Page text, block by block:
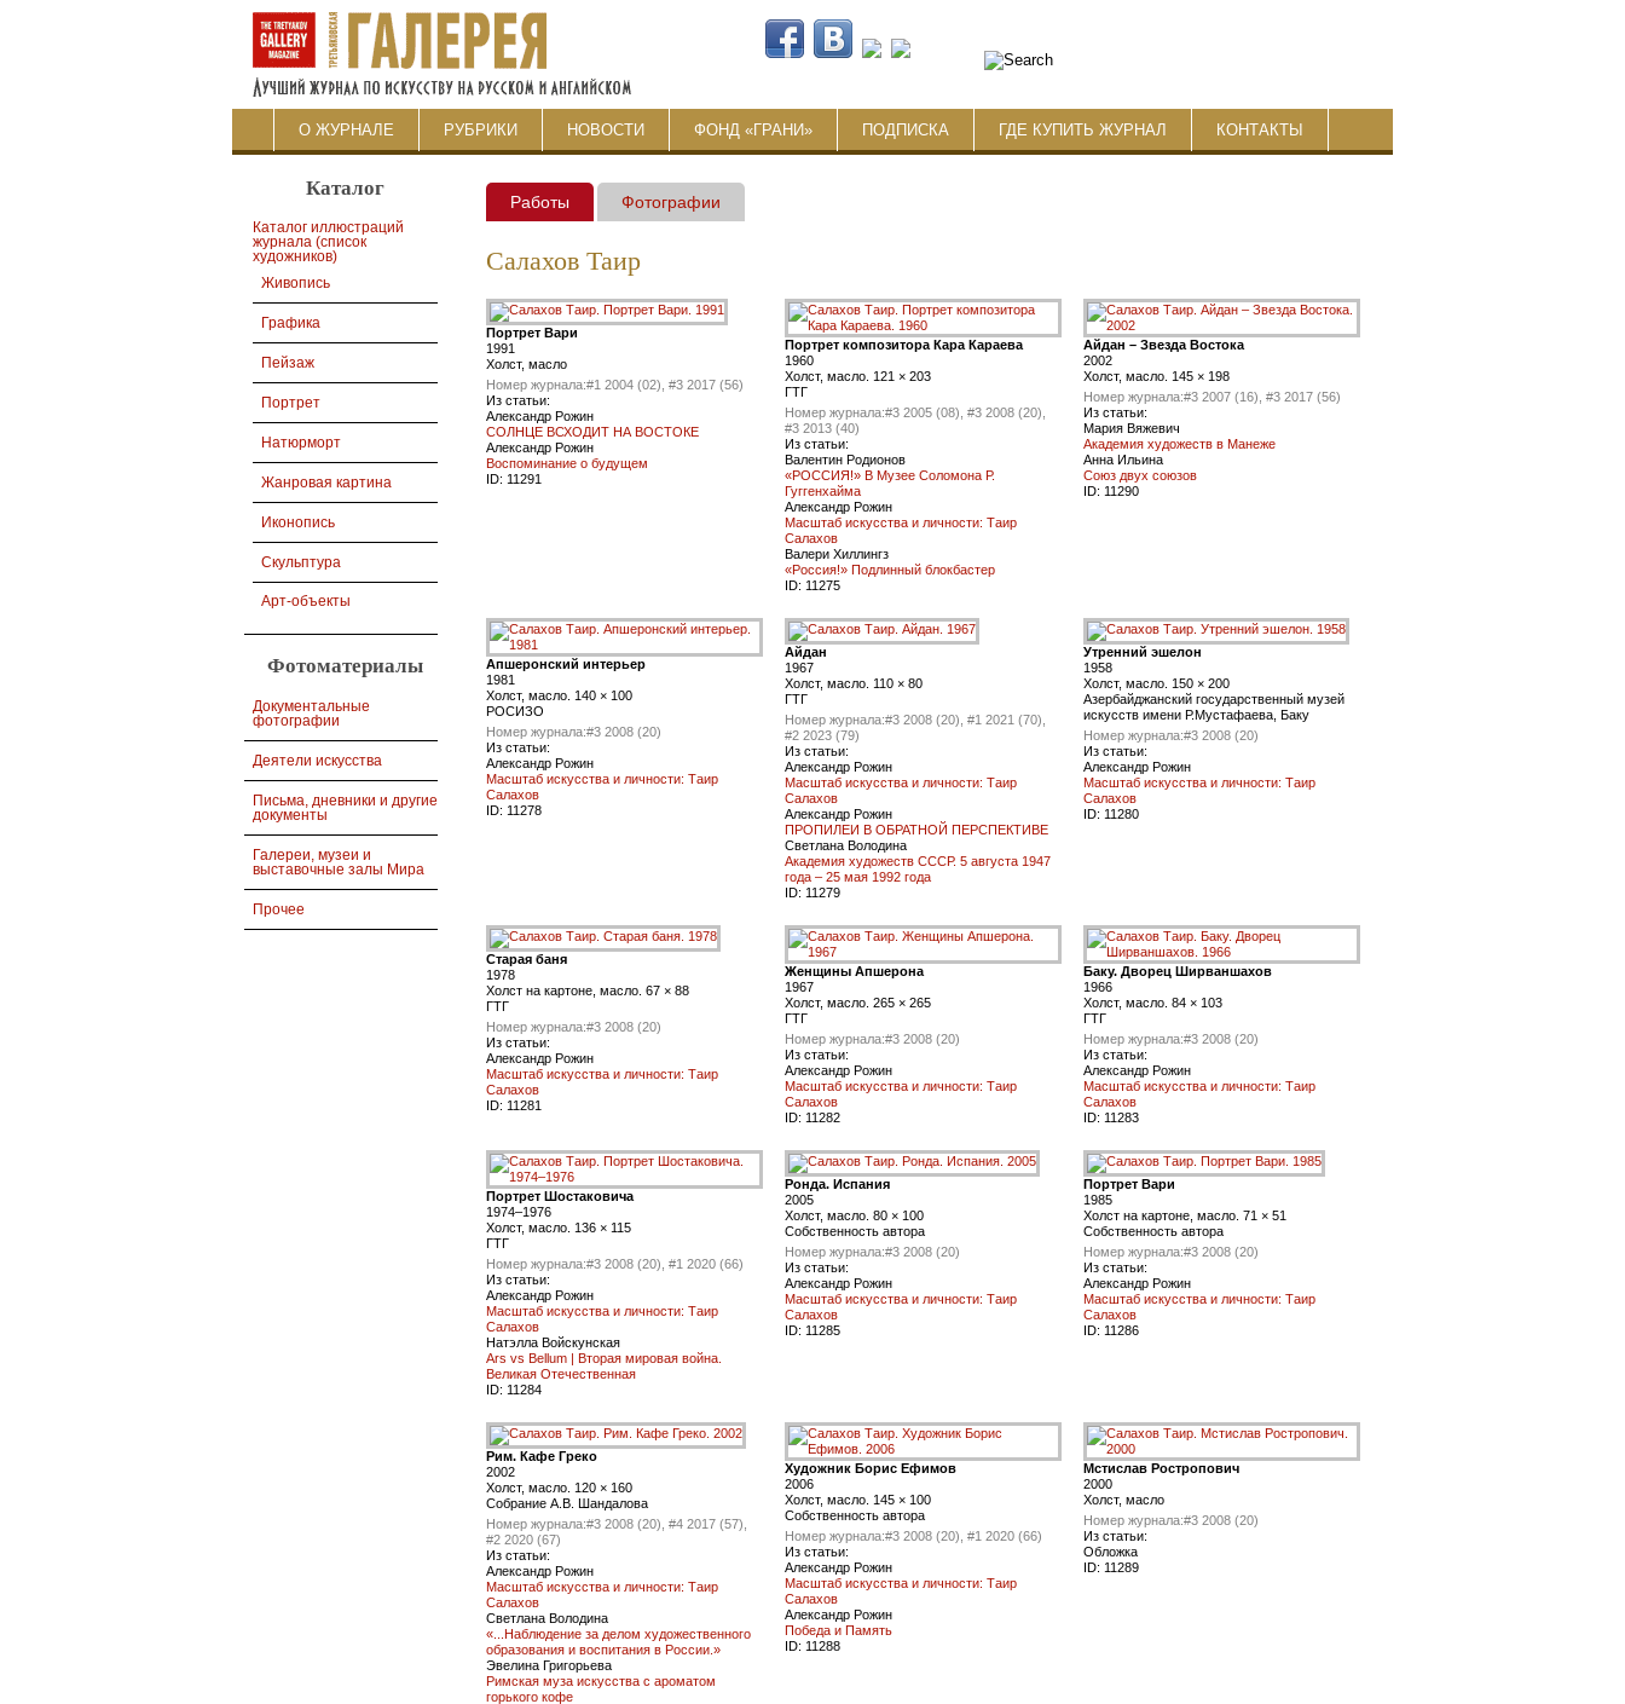
О ЖУРНАЛЕ РУБРИКИ НОВОСТИ ФОНД «ГРАНИ» ПОДПИСКА ГДЕ КУПИТЬ ЖУРНАЛ КОНТАКТЫ
Каталог
Каталог иллюстраций
журнала (список
художников)
Живопись
Графика
Пейзаж
Портрет
Натюрморт
Жанровая картина
Иконопись
Скульптура
Арт-объекты
Фотоматериалы
Документальные
фотографии
Деятели искусства
Письма, дневники и другие
документы
Галереи, музеи и
выставочные залы Мира
Прочее
Работы Фотографии
Салахов Таир
Портрет Вари
1991
Холст, масло
Номер журнала:#1 2004 (02), #3 2017 (56)
Из статьи:
Александр Рожин
СОЛНЦЕ ВСХОДИТ НА ВОСТОКЕ
Александр Рожин
Воспоминание о будущем
ID: 11291
Портрет композитора Кара Караева
1960
Холст, масло. 121 × 203
ГТГ
Номер журнала:#3 2005 (08), #3 2008 (20),
#3 2013 (40)
Из статьи:
Валентин Родионов
«РОССИЯ!» В Музее Соломона Р.
Гуггенхайма
Александр Рожин
Масштаб искусства и личности: Таир
Салахов
Валери Хиллингз
«Россия!» Подлинный блокбастер
ID: 11275
Айдан – Звезда Востока
2002
Холст, масло. 145 × 198
Номер журнала:#3 2007 (16), #3 2017 (56)
Из статьи:
Мария Вяжевич
Академия художеств в Манеже
Анна Ильина
Союз двух союзов
ID: 11290
Апшеронский интерьер
1981
Холст, масло. 140 × 100
РОСИЗО
Номер журнала:#3 2008 (20)
Из статьи:
Александр Рожин
Масштаб искусства и личности: Таир
Салахов
ID: 11278
Айдан
1967
Холст, масло. 110 × 80
ГТГ
Номер журнала:#3 2008 (20), #1 2021 (70),
#2 2023 (79)
Из статьи:
Александр Рожин
Масштаб искусства и личности: Таир
Салахов
Александр Рожин
ПРОПИЛЕИ В ОБРАТНОЙ ПЕРСПЕКТИВЕ
Светлана Володина
Академия художеств СССР. 5 августа 1947
года – 25 мая 1992 года
ID: 11279
Утренний эшелон
1958
Холст, масло. 150 × 200
Азербайджанский государственный музей
искусств имени Р.Мустафаева, Баку
Номер журнала:#3 2008 (20)
Из статьи:
Александр Рожин
Масштаб искусства и личности: Таир
Салахов
ID: 11280
Старая баня
1978
Холст на картоне, масло. 67 × 88
ГТГ
Номер журнала:#3 2008 (20)
Из статьи:
Александр Рожин
Масштаб искусства и личности: Таир
Салахов
ID: 11281
Женщины Апшерона
1967
Xолст, масло. 265 × 265
ГТГ
Номер журнала:#3 2008 (20)
Из статьи:
Александр Рожин
Масштаб искусства и личности: Таир
Салахов
ID: 11282
Баку. Дворец Ширваншахов
1966
Холст, масло. 84 × 103
ГТГ
Номер журнала:#3 2008 (20)
Из статьи:
Александр Рожин
Масштаб искусства и личности: Таир
Салахов
ID: 11283
Портрет Шостаковича
1974–1976
Холст, масло. 136 × 115
ГТГ
Номер журнала:#3 2008 (20), #1 2020 (66)
Из статьи:
Александр Рожин
Масштаб искусства и личности: Таир
Салахов
Натэлла Войскунская
Ars vs Bellum | Вторая мировая война.
Великая Отечественная
ID: 11284
Ронда. Испания
2005
Холст, масло. 80 × 100
Собственность автора
Номер журнала:#3 2008 (20)
Из статьи:
Александр Рожин
Масштаб искусства и личности: Таир
Салахов
ID: 11285
Портрет Вари
1985
Холст на картоне, масло. 71 × 51
Собственность автора
Номер журнала:#3 2008 (20)
Из статьи:
Александр Рожин
Масштаб искусства и личности: Таир
Салахов
ID: 11286
Рим. Кафе Греко
2002
Xолст, масло. 120 × 160
Собрание А.В. Шандалова
Номер журнала:#3 2008 (20), #4 2017 (57),
#2 2020 (67)
Из статьи:
Александр Рожин
Масштаб искусства и личности: Таир
Салахов
Светлана Володина
«...Наблюдение за делом художественного
образования и воспитания в России.»
Эвелина Григорьева
Римская муза искусства с ароматом
горького кофе
Художник Борис Ефимов
2006
Холст, масло. 145 × 100
Собственность автора
Номер журнала:#3 2008 (20), #1 2020 (66)
Из статьи:
Александр Рожин
Масштаб искусства и личности: Таир
Салахов
Александр Рожин
Победа и Память
ID: 11288
Мстислав Ростропович
2000
Холст, масло
Номер журнала:#3 2008 (20)
Из статьи:
Обложка
ID: 11289